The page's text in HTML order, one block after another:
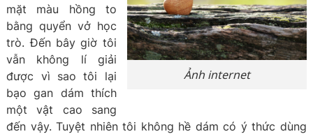
Ảnh internet
mặt màu hồng to
bằng quyển vở học
trò. Đến bây giờ tôi
vẫn không lí giải
được vì sao tôi lại
bạo gan dám thích
một vật cao sang
đến vậy. Tuyệt nhiên tôi không hề dám có ý thức dùng